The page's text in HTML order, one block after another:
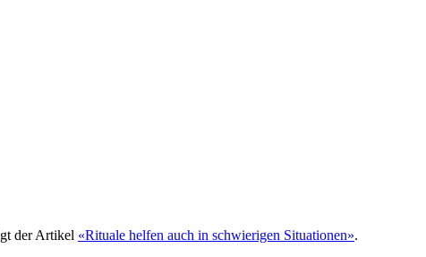
der Artikel «Rituale helfen auch in schwierigen Situationen».